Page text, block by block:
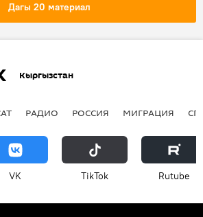
Дагы 20 материал
Кыргызстан
РАДИО РОССИЯ МИГРАЦИЯ
VK ТikТоk Rutube